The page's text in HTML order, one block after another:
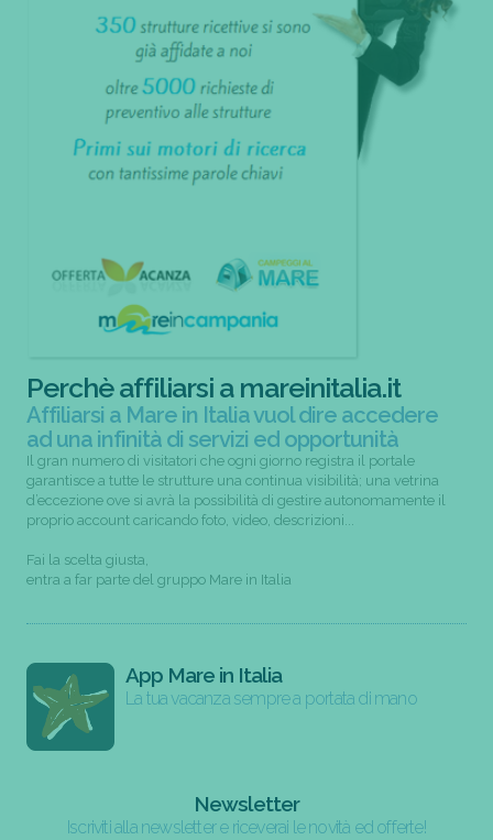
Perchè affiliarsi a mareinitalia.it
Affiliarsi a Mare in Italia vuol dire accedere
ad una infinità di servizi ed opportunità
Il gran numero di visitatori che ogni giorno registra il portale
garantisce a tutte le strutture una continua visibilità; una vetrina
d’eccezione ove si avrà la possibilità di gestire autonomamente il
proprio account caricando foto, video, descrizioni...
Fai la scelta giusta,
entra a far parte del gruppo Mare in Italia
App Mare in Italia
La tua vacanza sempre a portata di mano
Newsletter
Iscriviti alla newsletter e riceverai le novità ed offerte!